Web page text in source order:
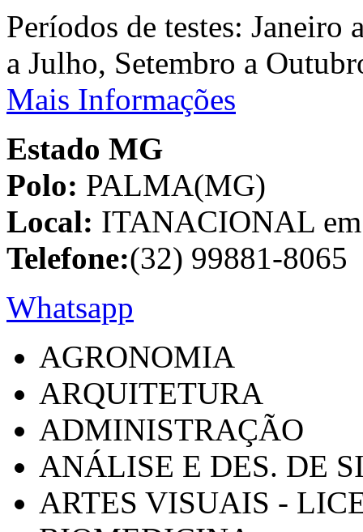
Períodos de testes:
a Julho, Setembro a
Mais Informações
Estado MG
Polo: PALMA(MG)
Local: ITANACIONAL
Telefone:(32) 99881-8065
Whatsapp
AGRONOMIA
ARQUITETURA
ADMINISTRAÇÃO
ANÁLISE E DES. DE
ARTES VISUAIS -